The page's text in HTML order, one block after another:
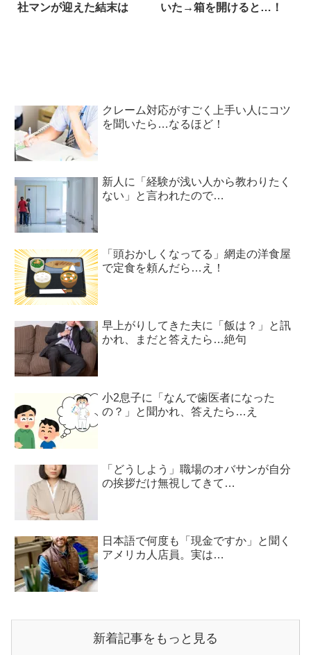
社マンが迎えた結末は
いた→箱を開けると…！
クレーム対応がすごく上手い人にコツ
を聞いたら…なるほど！
新人に「経験が浅い人から教わりたく
ない」と言われたので…
「頭おかしくなってる」網走の洋食屋
で定食を頼んだら…え！
早上がりしてきた夫に「飯は？」と訊
かれ、まだと答えたら…絶句
小2息子に「なんで歯医者になった
の？」と聞かれ、答えたら…え
「どうしよう」職場のオバサンが自分
の挨拶だけ無視してきて…
日本語で何度も「現金ですか」と聞く
アメリカ人店員。実は…
新着記事をもっと見る